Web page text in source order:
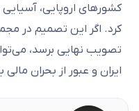
کشورهای اروپایی،
کرد. اگر این تصمیم در
تصویب نهایی برسد،
ایران و عبور از بحران مالی